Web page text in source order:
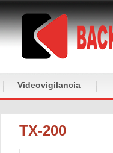
Videovigilancia
TX-200